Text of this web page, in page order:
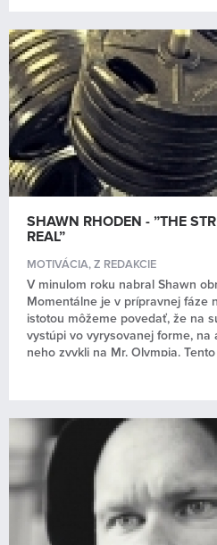
SHAWN RHODEN - ”THE
REAL”
MOTIVÁCIA,Z REDAKCIE
V minulom roku nabral Shawn
Momentálne je v prípravnej fáze
istotou môžeme povedať, že na
vystúpi vo vyrysovanej forme, na
neho zvykli na Mr. Olympia.